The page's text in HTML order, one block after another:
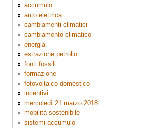
accumulo
auto elettrica
cambiamenti climatici
cambiamento climatico
energia
estrazione petrolio
fonti fossili
formazione
fotovoltaico domestico
incentivi
mercoledì 21 marzo 2018:
mobilità sostenibile
sistemi accumulo